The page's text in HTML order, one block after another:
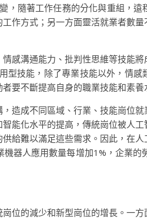
隨著工作任務的分化與重組，遠
作方式；另一方面靈活就業者數
感溝通能力、批判性思維等技能
技能，除了專業技能以外，情感
要不斷提高自身的職業技能和素養
造成不同區域、行業、技能崗位
能化水平的提高，傳統崗位被人
給難以滿足這些需求。因此，在
器人應用數量每增加1%，企業的
位的減少和新型崗位的增長。一